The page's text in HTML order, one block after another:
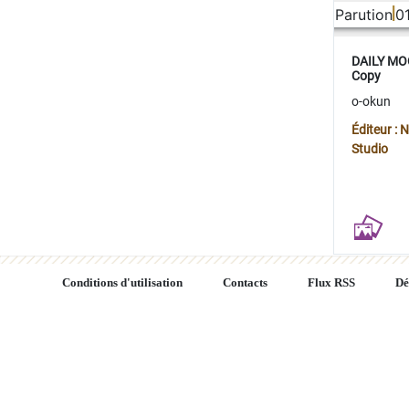
Parution
DAILY
Copy
o-okun
Éditeur :
Studio
Conditions d'utilisation Contacts Flux RSS